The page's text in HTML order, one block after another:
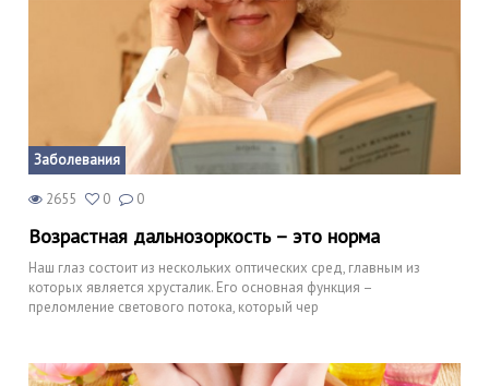
Заболевания
2655 0 0
Возрастная дальнозоркость – это норма
Наш глаз состоит из нескольких оптических сред, главным из
которых является хрусталик. Его основная функция –
преломление светового потока, который чер